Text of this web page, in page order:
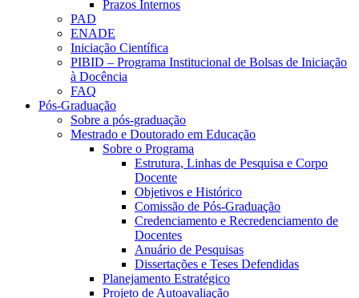
Prazos Internos
PAD
ENADE
Iniciação Científica
PIBID – Programa Institucional de Bolsas de Iniciação
à Docência
FAQ
Pós-Graduação
Sobre a pós-graduação
Mestrado e Doutorado em Educação
Sobre o Programa
Estrutura, Linhas de Pesquisa e Corpo
Docente
Objetivos e Histórico
Comissão de Pós-Graduação
Credenciamento e Recredenciamento de
Docentes
Anuário de Pesquisas
Dissertações e Teses Defendidas
Planejamento Estratégico
Projeto de Autoavaliação